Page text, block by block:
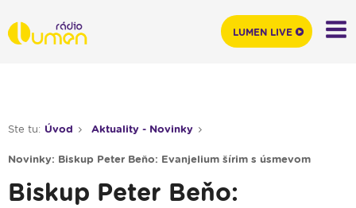
Ste tu: Úvod Aktuality - Novinky
Novinky: Biskup Peter Beňo: Evanjelium šírim s úsmevom
Biskup Peter Beňo:
LUMEN LIVE